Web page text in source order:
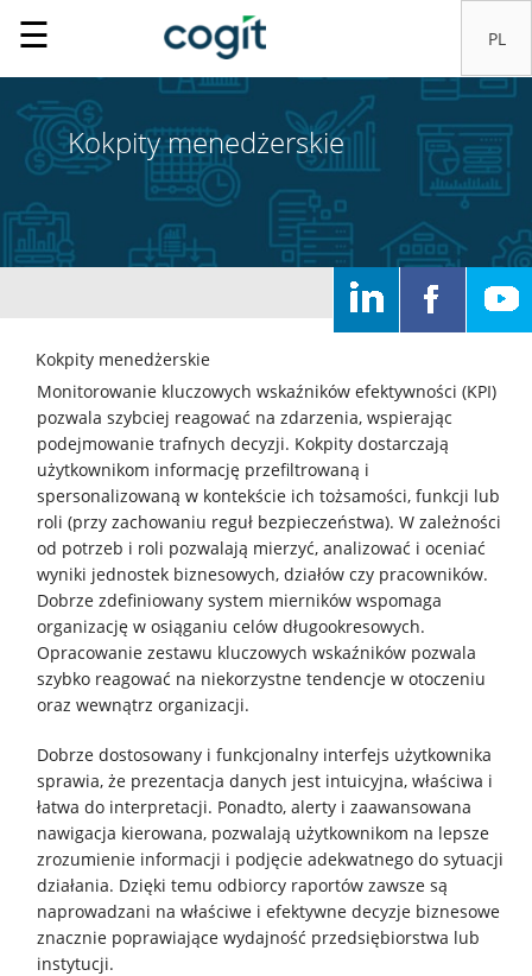
Home
Rozwiązania
☰
Kokpity menedżerskie
Kokpity menedżerskie
Monitorowanie kluczowych wskaźników efektywności (KPI)
pozwala szybciej reagować na zdarzenia, wspierając
podejmowanie trafnych decyzji. Kokpity dostarczają
użytkownikom informację przefiltrowaną i
spersonalizowaną w kontekście ich tożsamości, funkcji lub
roli (przy zachowaniu reguł bezpieczeństwa). W zależności
od potrzeb i roli pozwalają mierzyć, analizować i oceniać
wyniki jednostek biznesowych, działów czy pracowników.
Dobrze zdefiniowany system mierników wspomaga
organizację w osiąganiu celów długookresowych.
Opracowanie zestawu kluczowych wskaźników pozwala
szybko reagować na niekorzystne tendencje w otoczeniu
oraz wewnątrz organizacji.
Dobrze dostosowany i funkcjonalny interfejs użytkownika
sprawia, że prezentacja danych jest intuicyjna, właściwa i
łatwa do interpretacji. Ponadto, alerty i zaawansowana
nawigacja kierowana, pozwalają użytkownikom na lepsze
zrozumienie informacji i podjęcie adekwatnego do sytuacji
działania. Dzięki temu odbiorcy raportów zawsze są
naprowadzani na właściwe i efektywne decyzje biznesowe
znacznie poprawiające wydajność przedsiębiorstwa lub
instytucji.